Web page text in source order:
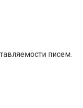
писем.